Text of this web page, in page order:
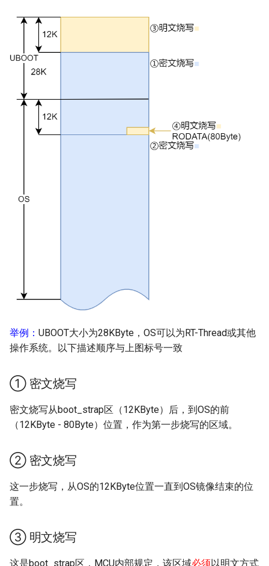
举例： UBOOT大小为28KByte，OS可以为RT-Thread或其他
操作系统。以下描述顺序与上图标号一致
① 密文烧写
密文烧写从boot_strap区（12KByte）后，到OS的前
（12KByte - 80Byte）位置，作为第一步烧写的区域。
② 密文烧写
这一步烧写，从OS的12KByte位置一直到OS镜像结束的位
置。
③ 明文烧写
这是boot_strap区，MCU内部规定，该区域必须以明文方式